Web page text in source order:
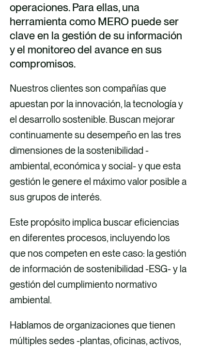
v
i
a
L
n
k
e
d
i
n
v
i
a
F
a
c
e
b
o
o
k
v
i
a
X
v
i
a
E
a
i
l
operaciones. Para ellas, una
herramienta como MERO puede ser
clave en la gestión de su información
y el monitoreo del avance en sus
compromisos.
Nuestros clientes son compañías que
apuestan por la innovación, la tecnología y
el desarrollo sostenible. Buscan mejorar
continuamente su desempeño en las tres
dimensiones de la sostenibilidad -
ambiental, económica y social- y que esta
gestión le genere el máximo valor posible a
sus grupos de interés.
Este propósito implica buscar eficiencias
en diferentes procesos, incluyendo los
que nos competen en este caso: la gestión
de información de sostenibilidad -ESG- y la
gestión del cumplimiento normativo
ambiental.
Hablamos de organizaciones que tienen
múltiples sedes -plantas, oficinas, activos,